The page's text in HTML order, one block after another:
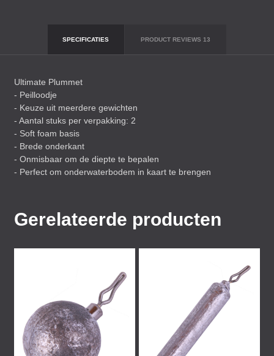
SPECIFICATIES PRODUCT REVIEWS 13
Ultimate Plummet
- Peilloodje
- Keuze uit meerdere gewichten
- Aantal stuks per verpakking: 2
- Soft foam basis
- Brede onderkant
- Onmisbaar om de diepte te bepalen
- Perfect om onderwaterbodem in kaart te brengen
Gerelateerde producten